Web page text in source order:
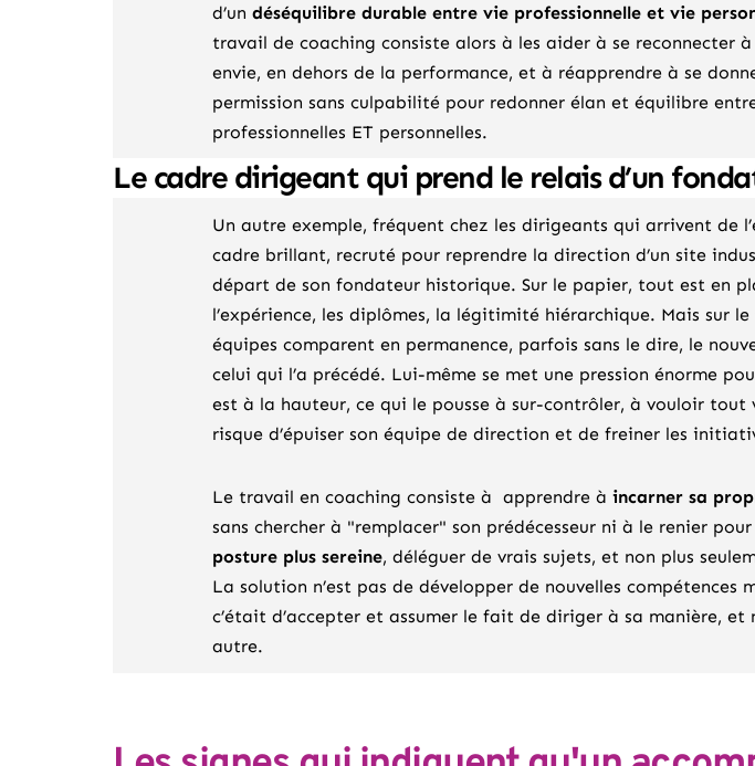
d’un déséquilibre durable entre vie professionnelle et vie
travail de coaching consiste alors à les aider à se reconnecter
envie, en dehors de la performance, et à réapprendre à se
permission sans culpabilité pour redonner élan et équilibre
professionnelles ET personnelles.
Le cadre dirigeant qui prend le relais d’un
Un autre exemple, fréquent chez les dirigeants qui arrivent de
cadre brillant, recruté pour reprendre la direction d’un site
départ de son fondateur historique. Sur le papier, tout est en
l’expérience, les diplômes, la légitimité hiérarchique. Mais sur
équipes comparent en permanence, parfois sans le dire, le
celui qui l’a précédé. Lui-même se met une pression énorme
est à la hauteur, ce qui le pousse à sur-contrôler, à vouloir tout
risque d’épuiser son équipe de direction et de freiner les
Le travail en coaching consiste à apprendre à incarner sa
sans chercher à "remplacer" son prédécesseur ni à le renier pour
posture plus sereine, déléguer de vrais sujets, et non plus
La solution n’est pas de développer de nouvelles compétences
c’était d’accepter et assumer le fait de diriger à sa manière, et
autre.